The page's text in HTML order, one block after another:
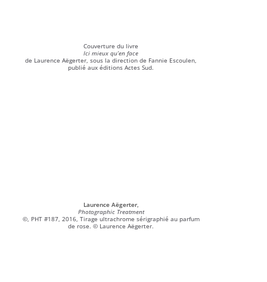
Couverture du livre
Ici mieux qu’en face
de Laurence Aëgerter, sous la direction de Fannie Escoulen,
publié aux éditions Actes Sud.
Laurence Aëgerter,
Photographic Treatment
©, PHT #187, 2016, Tirage ultrachrome sérigraphié au parfum
de rose. © Laurence Aëgerter.